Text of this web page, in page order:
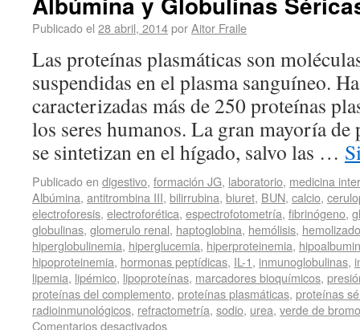
Publicado el 28 abril, 2014porAitor Fraile
Las proteínas plasmáticas son
suspendidas en el plasma sanguíneo.
caracterizadas más de 250 proteínas
los seres humanos. La gran mayoría de
se sintetizan en el hígado, salvo las …
Publicado en digestivo, formación JG, laboratorio, medicina
Albúmina, antitrombina III, bilirrubina, biuret, BUN, calcio,
electroforesis, electroforética, espectrofotometría, fibrinógeno,
globulinas, glomerulo renal, haptoglobina, hemólisis, hemolizado
hiperglobulinemia, hiperglucemia, hiperproteinemia,
hipoproteinemia, hormonas peptídicas, IL-1, inmunoglobulinas,
lipemia, lipémico, lipoproteínas, marcadores bioquímicos,
proteínas del complemento, proteínas plasmáticas, proteínas
radioinmunológicos, refractometría, sodio, urea, verde de
Comentarios desactivados